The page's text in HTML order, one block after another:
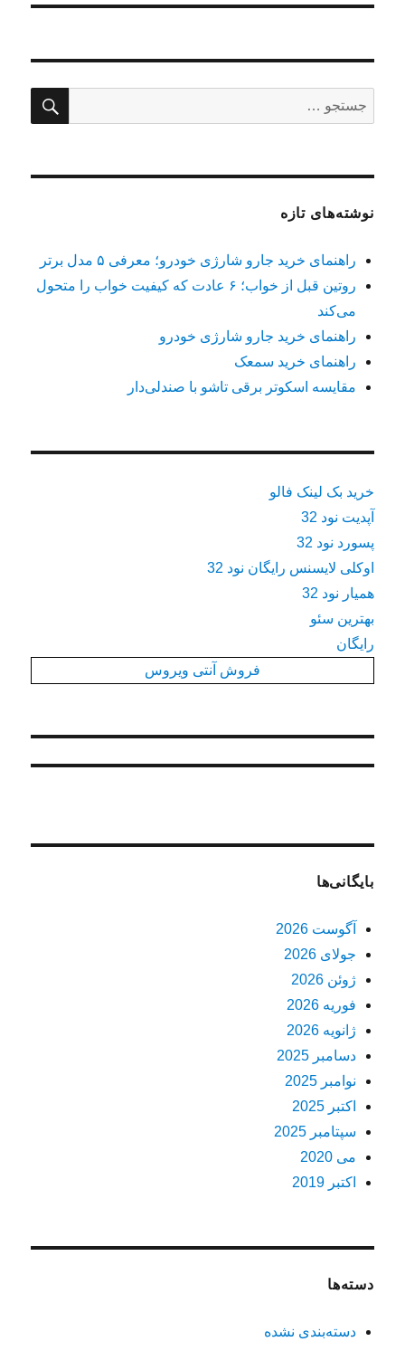
برای:
نوشته‌های تازه
راهنمای خرید جارو شارژی خودرو؛ معرفی ۵ مدل برتر
روتین قبل از خواب؛ ۶ عادت که کیفیت خواب را متحول
می‌کند
راهنمای خرید جارو شارژی خودرو
راهنمای خرید سمعک
مقایسه اسکوتر برقی تاشو با صندلی‌دار
خرید بک لینک فالو
آپدیت نود 32
پسورد نود 32
اوکلی لایسنس رایگان نود 32
همیار نود 32
بهترین سئو
رایگان
فروش آنتی ویروس
بایگانی‌ها
آگوست 2026
جولای 2026
ژوئن 2026
فوریه 2026
ژانویه 2026
دسامبر 2025
نوامبر 2025
اکتبر 2025
سپتامبر 2025
می 2020
اکتبر 2019
دسته‌ها
دسته‌بندی نشده